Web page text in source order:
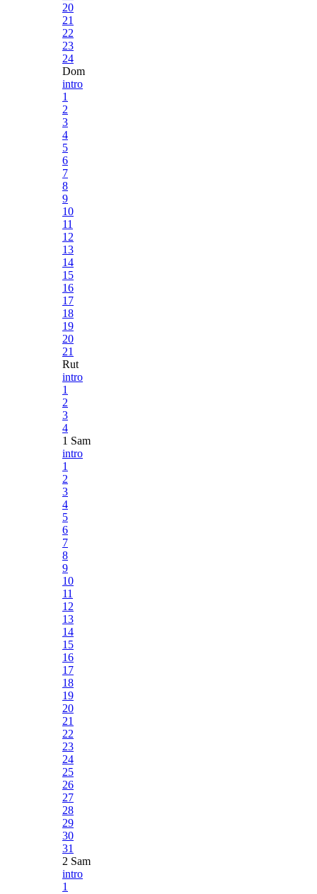
20
21
22
23
24
Dom
intro
1
2
3
4
5
6
7
8
9
10
11
12
13
14
15
16
17
18
19
20
21
Rut
intro
1
2
3
4
1 Sam
intro
1
2
3
4
5
6
7
8
9
10
11
12
13
14
15
16
17
18
19
20
21
22
23
24
25
26
27
28
29
30
31
2 Sam
intro
1